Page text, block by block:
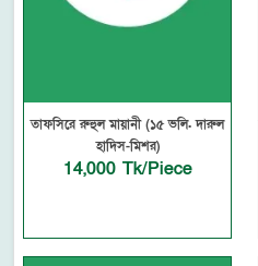
তাফসিরে রুহুল মায়ানী (১৫ ভলি. দারুল
হাদিস-মিশর)
14,000 Tk/Piece